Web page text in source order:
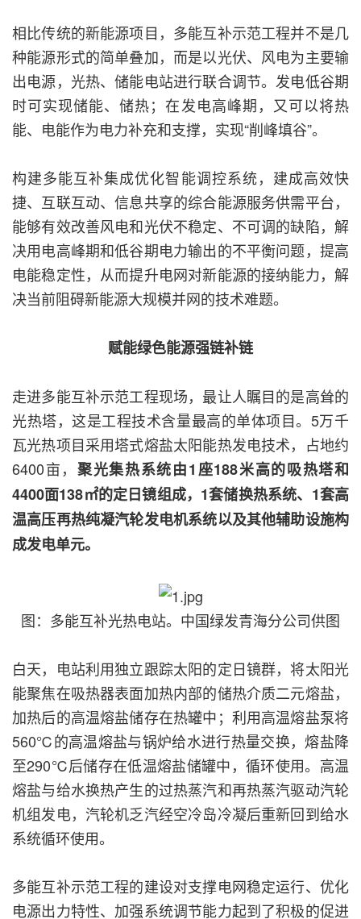
相比传统的新能源项目，多能互补示范工程并不是几
种能源形式的简单叠加，而是以光伏、风电为主要输
出电源，光热、储能电站进行联合调节。发电低谷期
时可实现储能、储热；在发电高峰期，又可以将热
能、电能作为电力补充和支撑，实现“削峰填谷”。
构建多能互补集成优化智能调控系统，建成高效快
捷、互联互动、信息共享的综合能源服务供需平台，
能够有效改善风电和光伏不稳定、不可调的缺陷，解
决用电高峰期和低谷期电力输出的不平衡问题，提高
电能稳定性，从而提升电网对新能源的接纳能力，解
决当前阻碍新能源大规模并网的技术难题。
赋能绿色能源强链补链
走进多能互补示范工程现场，最让人瞩目的是高耸的
光热塔，这是工程技术含量最高的单体项目。5万千
瓦光热项目采用塔式熔盐太阳能热发电技术，占地约
6400亩，聚光集热系统由1座188米高的吸热塔和
4400面138㎡的定日镜组成，1套储换热系统、1套高
温高压再热纯凝汽轮发电机系统以及其他辅助设施构
成发电单元。
图：多能互补光热电站。中国绿发青海分公司供图
白天，电站利用独立跟踪太阳的定日镜群，将太阳光
能聚焦在吸热器表面加热内部的储热介质二元熔盐，
加热后的高温熔盐储存在热罐中；利用高温熔盐泵将
560℃的高温熔盐与锅炉给水进行热量交换，熔盐降
至290℃后储存在低温熔盐储罐中，循环使用。高温
熔盐与给水换热产生的过热蒸汽和再热蒸汽驱动汽轮
机组发电，汽轮机乏汽经空冷岛冷凝后重新回到给水
系统循环使用。
多能互补示范工程的建设对支撑电网稳定运行、优化
电源出力特性、加强系统调节能力起到了积极的促进